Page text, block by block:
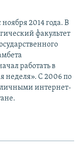
2014 года. В
факультет
работать в
неделя». С 2006 по
интернет-